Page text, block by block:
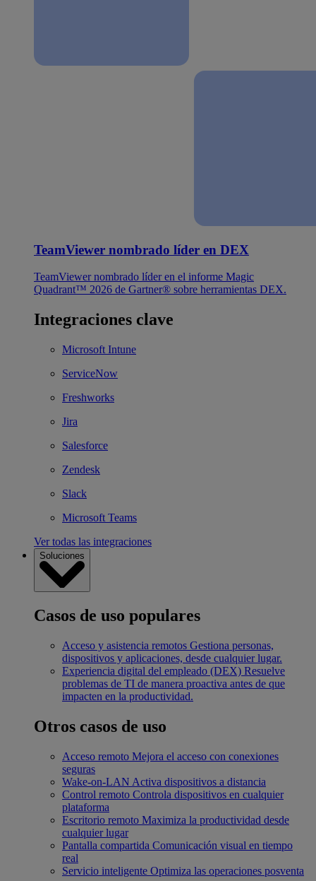
TeamViewer nombrado líder en DEX
TeamViewer nombrado líder en el informe Magic
Quadrant™ 2026 de Gartner® sobre herramientas DEX.
Integraciones clave
Microsoft Intune
ServiceNow
Freshworks
Jira
Salesforce
Zendesk
Slack
Microsoft Teams
Ver todas las integraciones
Soluciones
Casos de uso populares
Acceso y asistencia remotos Gestiona personas,
dispositivos y aplicaciones, desde cualquier lugar.
Experiencia digital del empleado (DEX) Resuelve
problemas de TI de manera proactiva antes de que
impacten en la productividad.
Otros casos de uso
Acceso remoto Mejora el acceso con conexiones
seguras
Wake-on-LAN Activa dispositivos a distancia
Control remoto Controla dispositivos en cualquier
plataforma
Escritorio remoto Maximiza la productividad desde
cualquier lugar
Pantalla compartida Comunicación visual en tiempo
real
Servicio inteligente Optimiza las operaciones posventa